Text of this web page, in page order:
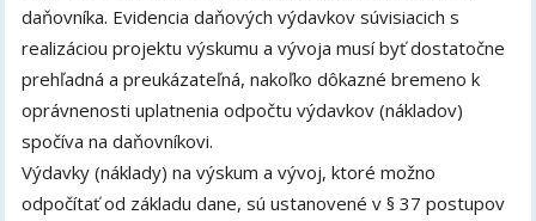
daňovníka. Evidencia daňových výdavkov súvisiacich s
realizáciou projektu výskumu a vývoja musí byť dostatočne
prehľadná a preukázateľná, nakoľko dôkazné bremeno k
oprávnenosti uplatnenia odpočtu výdavkov (nákladov)
spočíva na daňovníkovi.
Výdavky (náklady) na výskum a vývoj, ktoré možno
odpočítať od základu dane, sú ustanovené v § 37 postupov